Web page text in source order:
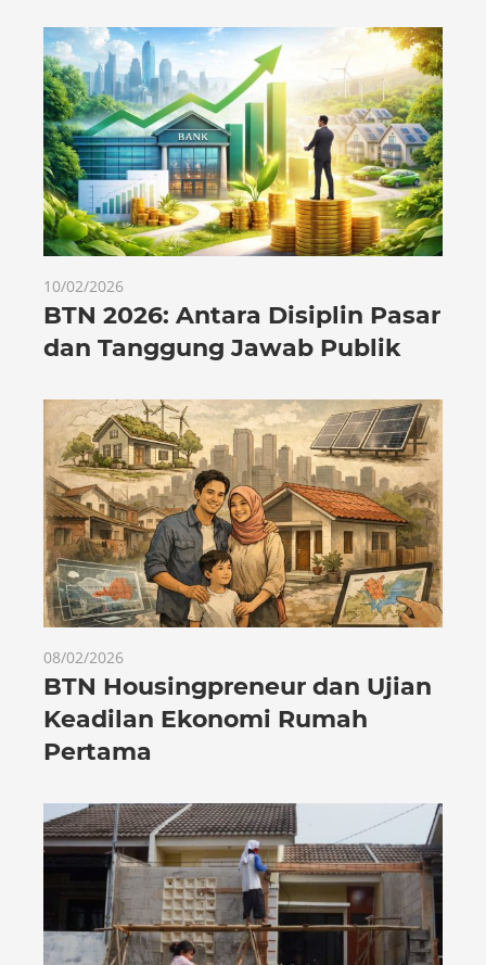
10/02/2026
BTN 2026: Antara Disiplin Pasar
dan Tanggung Jawab Publik
08/02/2026
BTN Housingpreneur dan Ujian
Keadilan Ekonomi Rumah
Pertama